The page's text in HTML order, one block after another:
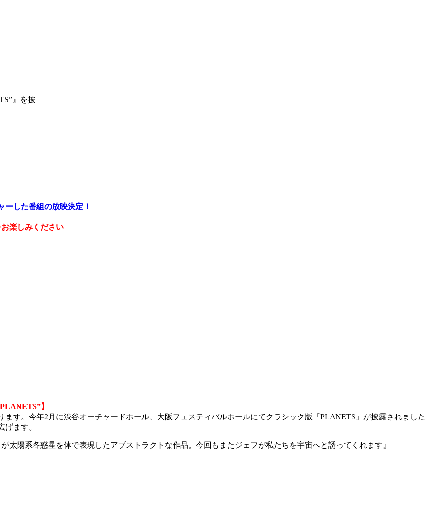
』を披
ーした番組の放映決定！
楽しみください
】
ます。今年2月に渋谷オーチャードホール、大阪フェスティバルホールにてクラシック版「PLANETS」が披露されました
ます。
太陽系各惑星を体で表現したアブストラクトな作品。今回もまたジェフが私たちを宇宙へと誘ってくれます』